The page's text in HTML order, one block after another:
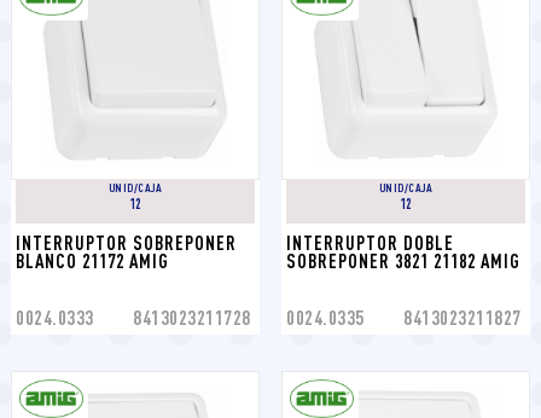
UNID/CAJA
12
INTERRUPTOR SOBREPONER
BLANCO 21172 AMIG
0024.0333 8413023211728
UNID/CAJA
12
INTERRUPTOR DOBLE
SOBREPONER 3821 21182 AMIG
0024.0335 8413023211827